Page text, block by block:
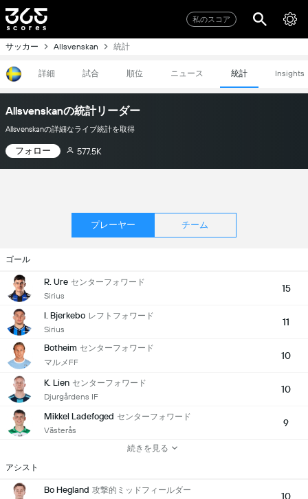
私のスコア
サッカー Allsvenskan 統計
詳細 試合 順位 ニュース 統計 Insights
Allsvenskanの統計リーダー
Allsvenskanの詳細なライブ統計を取得
フォロー 577.5K
プレーヤー チーム
ゴール
R. Ure センターフォワード
Sirius
15
I. Bjerkebo レフトフォワード
Sirius
11
Botheim センターフォワード
マルメFF
10
K. Lien センターフォワード
Djurgårdens IF
10
Mikkel Ladefoged センターフォワード
Västerås
9
続きを見る
アシスト
Bo Hegland 攻撃的ミッドフィールダー
10